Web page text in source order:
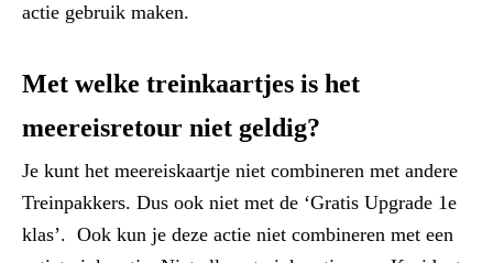
actie gebruik maken.
Met welke treinkaartjes is het
meereisretour niet geldig?
Je kunt het meereiskaartje niet combineren met andere
Treinpakkers. Dus ook niet met de ‘Gratis Upgrade 1e
klas’. Ook kun je deze actie niet combineren met een